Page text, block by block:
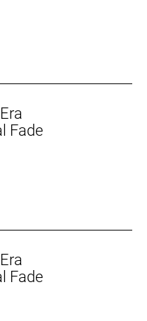
Pro TLR, Tubeless-
Dual-Compound,
R7100,
Fade
Fade